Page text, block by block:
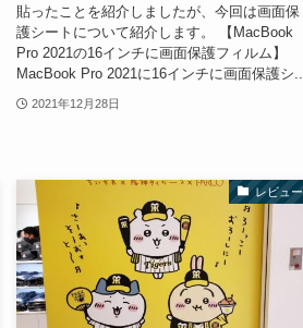
貼ったことを紹介しましたが、今回は画面保
護シートについて紹介します。 【MacBook
Pro 2021の16インチに画面保護フィルム】
MacBook Pro 2021に16インチに画面保護シ...
2021年12月28日
レビュー